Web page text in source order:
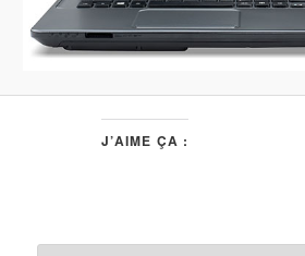
J’AIME ÇA :